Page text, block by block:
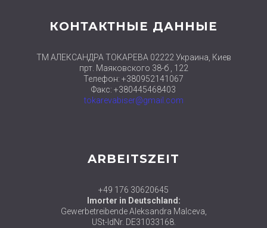
КОНТАКТНЫЕ ДАННЫЕ
ТМ АЛЕКСАНДРА ТОКАРЕВА 02222 Украина, Киев
прт. Маяковского 38-б , 122
Телефон: +380952141067
Факс: +380445468403
tokarevabiser@gmail.com
ARBEITSZEIT
+49 176 30620645
Imorter in Deutschland:
Gewerbetreibende Aleksandra Malceva,
USt-IdNr. DE31033168.